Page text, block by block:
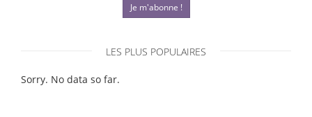
Je m'abonne !
LES PLUS POPULAIRES
Sorry. No data so far.